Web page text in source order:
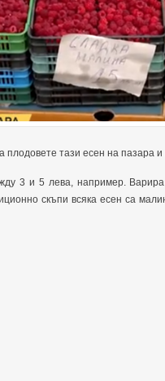
плодовете тази есен на пазара и
3 и 5 лева, например.
скъпи всяка есен са